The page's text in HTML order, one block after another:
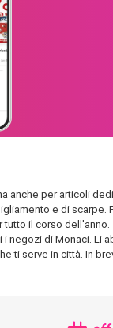
anche per articoli
e di scarpe.
tutto il corso dell'anno.
negozi di Monaci. Li
ti serve in città. In